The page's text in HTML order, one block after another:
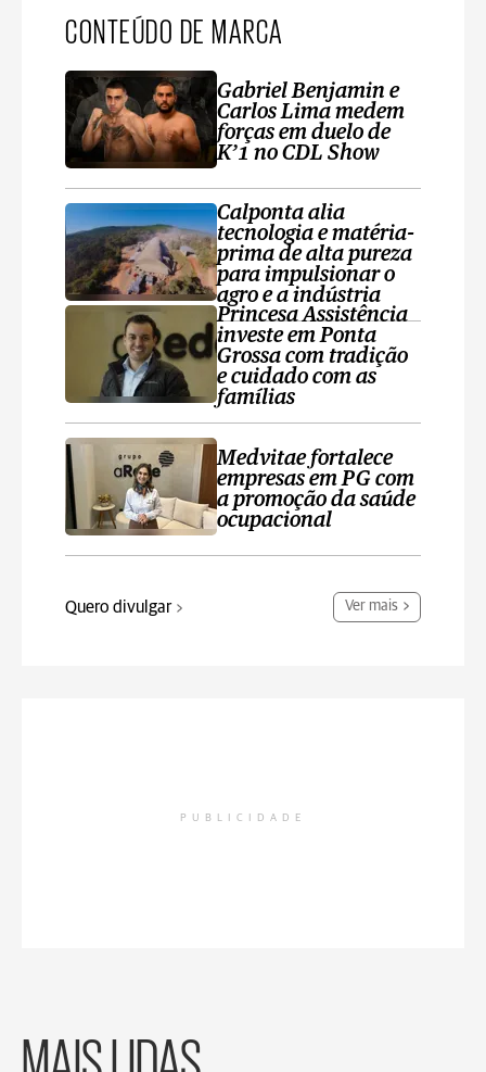
CONTEÚDO DE MARCA
Gabriel Benjamin e
Carlos Lima medem
forças em duelo de
K’1 no CDL Show
Calponta alia
tecnologia e matéria-
prima de alta pureza
para impulsionar o
agro e a indústria
Princesa Assistência
investe em Ponta
Grossa com tradição
e cuidado com as
famílias
Medvitae fortalece
empresas em PG com
a promoção da saúde
ocupacional
Quero divulgar Ver mais
PUBLICIDADE
MAIS LIDAS